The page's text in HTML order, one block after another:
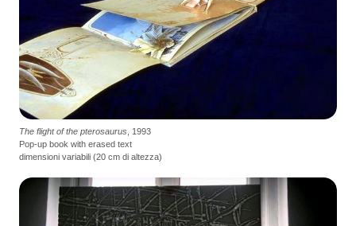
The flight of the pterosaurus , 1993
Pop-up book with erased text
dimensioni variabili (20 cm di altezza)